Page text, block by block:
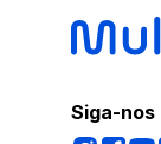
Siga-nos